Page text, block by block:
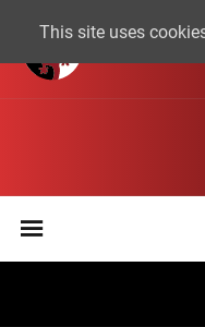
This site uses